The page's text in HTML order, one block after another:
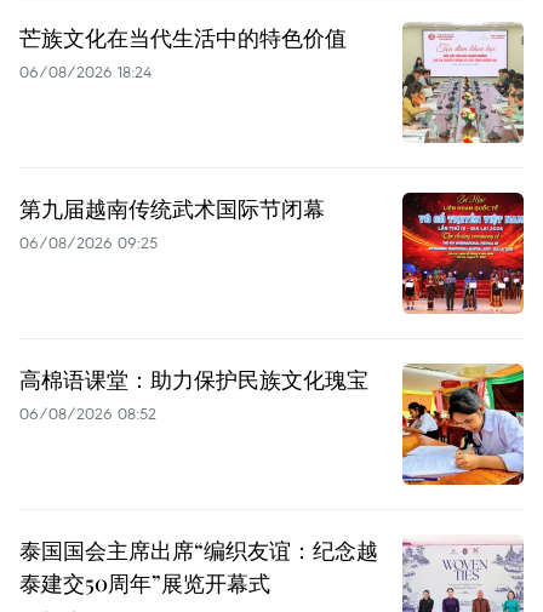
芒族文化在当代生活中的特色价值
06/08/2026 18:24
第九届越南传统武术国际节闭幕
06/08/2026 09:25
高棉语课堂：助力保护民族文化瑰宝
06/08/2026 08:52
泰国国会主席出席“编织友谊：纪念越
泰建交50周年”展览开幕式